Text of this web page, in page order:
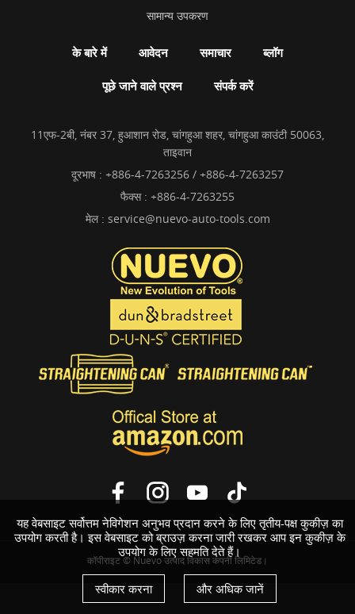
यह वेबसाइट सर्वोत्तम नेविगेशन अनुभव प्रदान करने के लिए तृतीय-पक्ष कुकीज़ का
उपयोग करती है। इस वेबसाइट को ब्राउज़ करना जारी रखकर आप इन कुकीज़ के
उपयोग के लिए सहमति देते हैं।
स्वीकार करना और अधिक जानें
सामान्य उपकरण
के बारे में आवेदन समाचार ब्लॉग
पूछे जाने वाले प्रश्न संपर्क करें
11एफ-2बी, नंबर 37, हुआशान रोड, चांगहुआ शहर, चांगहुआ काउंटी 50063,
ताइवान
दूरभाष : +886-4-7263256 / +886-4-7263257
फैक्स : +886-4-7263255
मेल : service@nuevo-auto-tools.com
कॉपीराइट © Nuevo उत्पाद विकास कंपनी लिमिटेड।